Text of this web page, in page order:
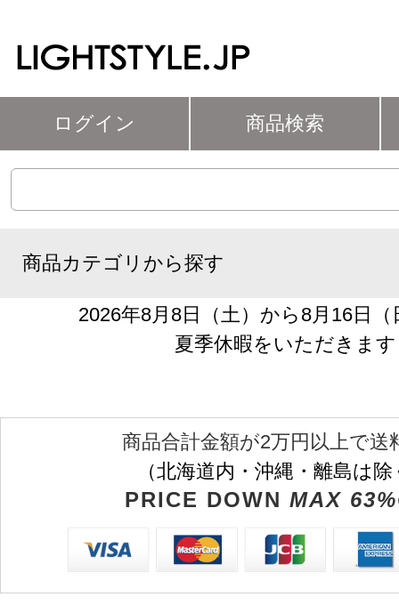
ログイン 商品検索
商品カテゴリから探す
2026年8月8日（土）から8月16日
夏季休暇をいただきます
商品合計金額が2万円以上で送
（北海道内・沖縄・離島は
PRICE DOWN MAX